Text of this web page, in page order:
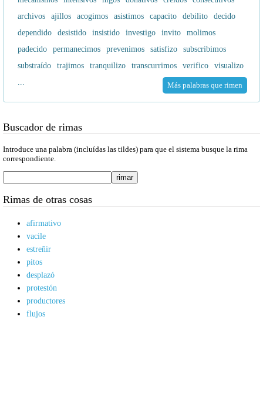
archivos
ajillos acogimos asistimos capacito debilito
decido
dependido
desistido insistido investigo invito
molimos
padecido
permanecimos prevenimos satisfizo
subscribimos
substraído
trajimos tranquilizo transcurrimos verifico
visualizo
...
Más palabras que rimen
Buscador de rimas
Introduce una palabra (incluídas las tildes) para que el sistema busque la rima
correspondiente.
Rimas de otras cosas
afirmativo
vacile
estreñir
pitos
desplazó
protestón
productores
flujos